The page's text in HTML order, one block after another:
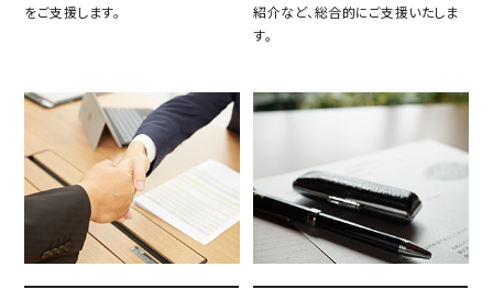
をご支援します。
紹介など、総合的にご支援いたしま
す。